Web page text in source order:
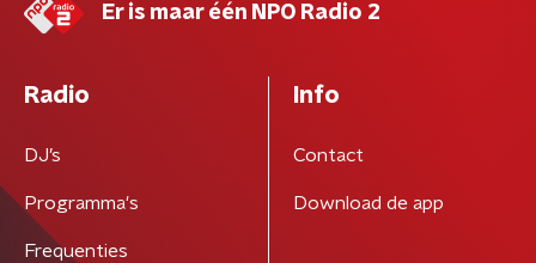
Er is maar één NPO Radio 2
Radio
DJ’s
Programma's
Frequenties
Info
Contact
Download de app